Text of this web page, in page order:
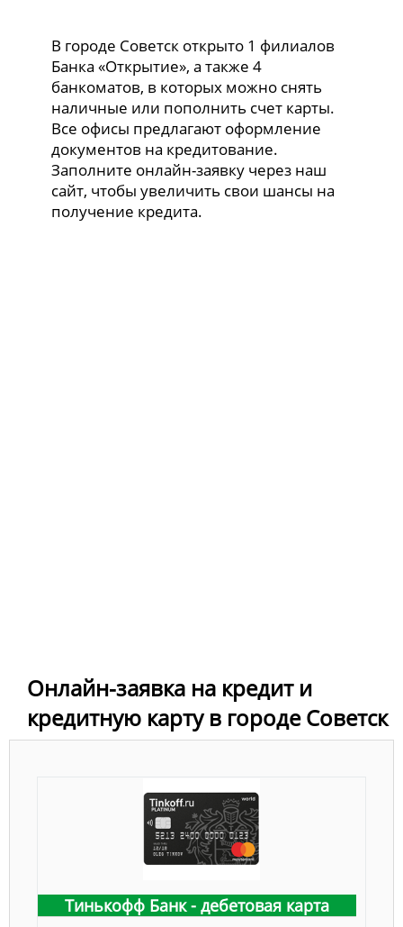
В городе Советск открыто 1 филиалов
Банка «Открытие», а также 4
банкоматов, в которых можно снять
наличные или пополнить счет карты.
Все офисы предлагают оформление
документов на кредитование.
Заполните онлайн-заявку через наш
сайт, чтобы увеличить свои шансы на
получение кредита.
Онлайн-заявка на кредит и
кредитную карту в городе Советск
Тинькофф Банк - дебетовая карта